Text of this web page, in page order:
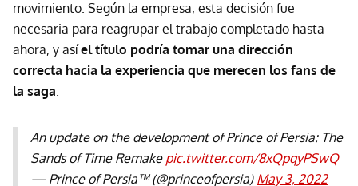
movimiento. Según la empresa, esta decisión fue
necesaria para reagrupar el trabajo completado hasta
ahora, y asíel título podría tomar una dirección
correcta hacia la experiencia que merecen los fans de
la saga
An update on the development of Prince of Persia: The
Sands of Time Remake pic.twitter.com/8xQpqyPSwQ
— Prince of Persia™ (@princeofpersia) May 3, 2022